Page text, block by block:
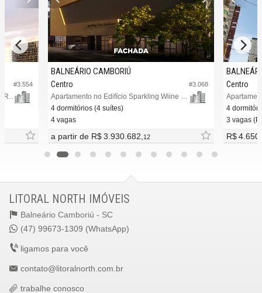
#3.554
Apartamento no Edifício Sparkling Wine Residence
#3.068
BALNEÁRIO CAMBORIÚ
Centro
Apartamento no Edifício Sparkling Wiine Residence
4 dormitórios (4 suítes)
4 vagas
a partir de R$ 3.930.682, 12
Centro
4
3 vagas
R$
LITORAL NORTH IMÓVEIS
Balneário Camboriú - SC
(47) 99673-1309 (WhatsApp)
ligamos para você
contato@litoralnorth.com.br
trabalhe conosco